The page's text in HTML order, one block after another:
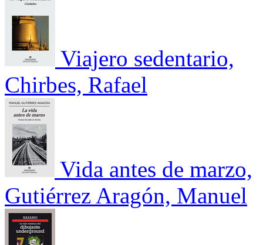
Viajero sedentario,
Chirbes, Rafael
Vida antes de marzo,
Gutiérrez Aragón, Manuel